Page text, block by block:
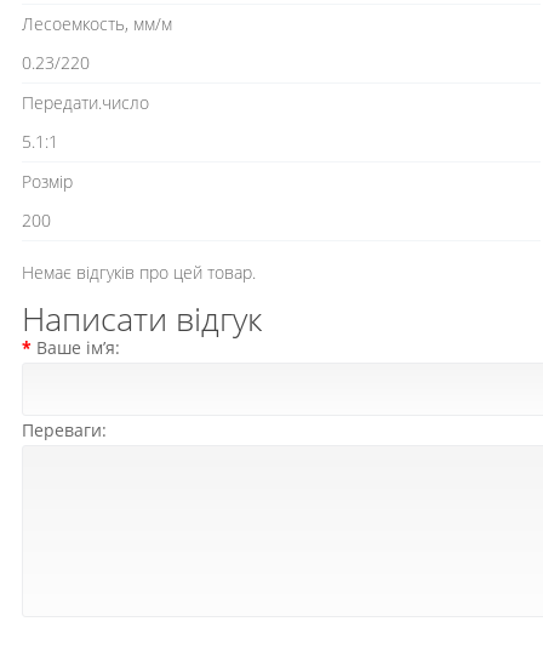
Лесоемкость, мм/м
0.23/220
Передати.число
5.1:1
Розмір
200
Немає відгуків про цей товар.
Написати відгук
Ваше ім’я:
Переваги: